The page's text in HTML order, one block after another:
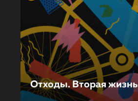
Отходы. Вторая жизнь